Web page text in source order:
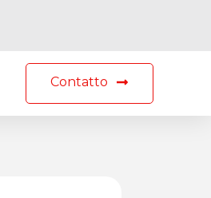
Contatto